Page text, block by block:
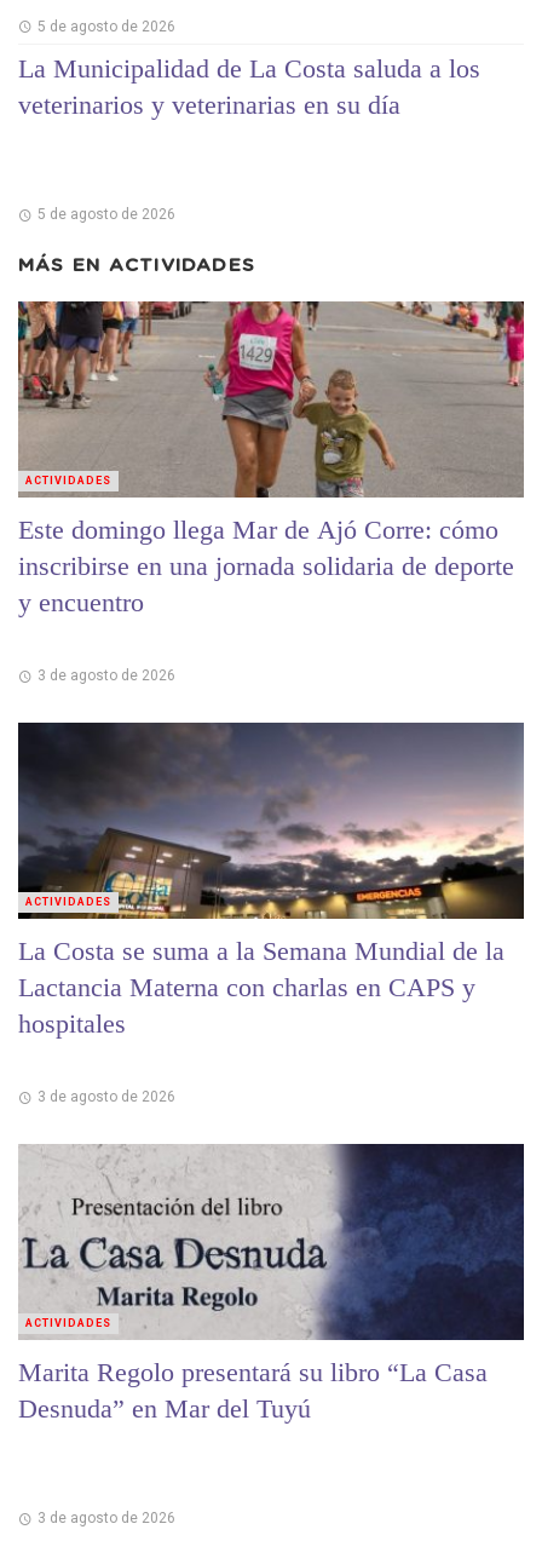
5 de agosto de 2026
La Municipalidad de La Costa saluda a los
veterinarios y veterinarias en su día
5 de agosto de 2026
MÁS EN ACTIVIDADES
Este domingo llega Mar de Ajó Corre: cómo
inscribirse en una jornada solidaria de deporte
y encuentro
3 de agosto de 2026
ACTIVIDADES
La Costa se suma a la Semana Mundial de la
Lactancia Materna con charlas en CAPS y
hospitales
3 de agosto de 2026
ACTIVIDADES
Marita Regolo presentará su libro “La Casa
Desnuda” en Mar del Tuyú
3 de agosto de 2026
ACTIVIDADES